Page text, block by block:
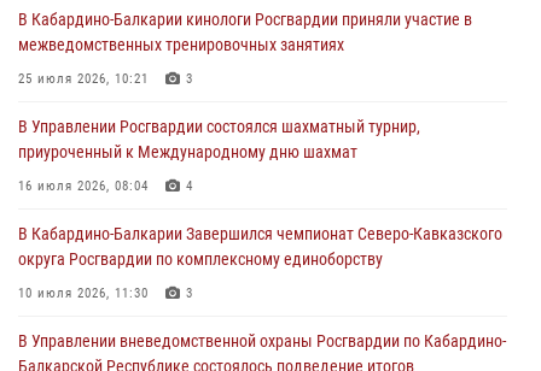
генерала армии Виктора Золотова с заместителем полномочного
представителя Президента Российской Федерации в Северо-
Кавказском федеральном округе Виталием Кузнецовым
Управление Росгвардии по Кабардино-Балкарской Республике
информирует
В Кабардино-Балкарии нештатные инструктора подразделений
Росгвардии отработали профессиональные навыки
В Кабардино-Балкарии кинологи Росгвардии приняли участие в
межведомственных тренировочных занятиях
25 июля 2026, 10:21 3
В Управлении Росгвардии состоялся шахматный турнир,
приуроченный к Международному дню шахмат
16 июля 2026, 08:04 4
В Кабардино-Балкарии Завершился чемпионат Северо-Кавказского
округа Росгвардии по комплексному единоборству
10 июля 2026, 11:30 3
В Управлении вневедомственной охраны Росгвардии по Кабардино-
Балкарской Республике состоялось подведение итогов